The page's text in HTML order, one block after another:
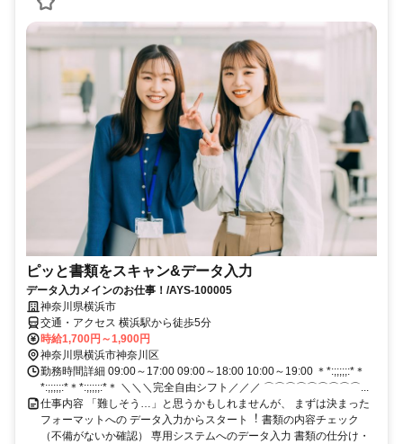
ピッと書類をスキャン&データ⼊⼒
データ入力メインのお仕事！/AYS-100005
神奈川県横浜市
交通・アクセス 横浜駅から徒歩5分
時給1,700円～1,900円
神奈川県横浜市神奈川区
勤務時間詳細 09:00～17:00 09:00～18:00 10:00～19:00 ＊*:;;;;;:*＊
*:;;;;;:*＊*:;;;;;:*＊ ＼＼＼完全自由シフト／／／ ⌒⌒⌒⌒⌒⌒⌒⌒⌒...
仕事内容 「難しそう…」と思うかもしれませんが、 まずは決まった
フォーマットへの データ⼊⼒からスタート︕ 書類の内容チェック
（不備がないか確認） 専⽤システムへのデータ⼊⼒ 書類の仕分け・